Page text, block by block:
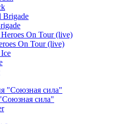
On Tour (live)
сила"